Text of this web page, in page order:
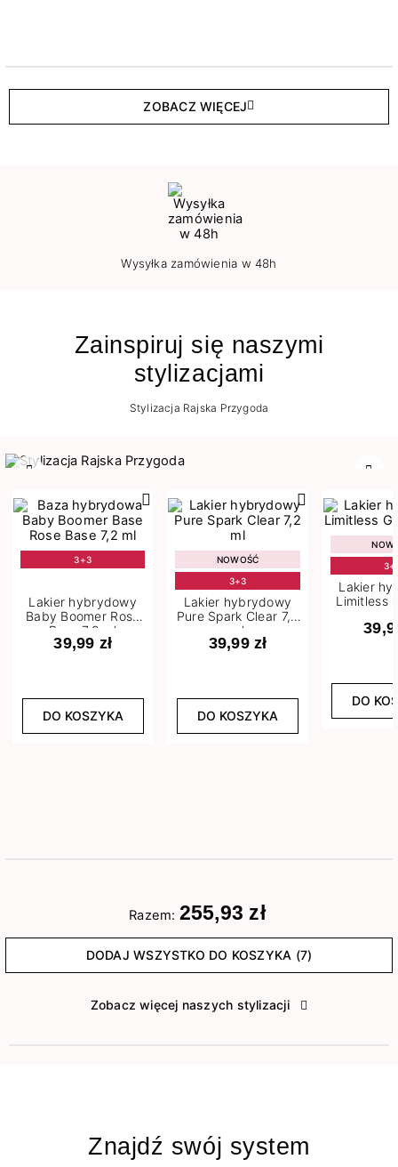
ZOBACZ WIĘCEJ
Wysyłka zamówienia w 48h
Zainspiruj się naszymi
stylizacjami
Stylizacja Rajska Przygoda
3+3
Lakier hybrydowy
Baby Boomer Rose
Base 7,2 ml
39,99 zł
DO KOSZYKA
NOWOŚĆ
3+3
Lakier hybrydowy
Pure Spark Clear 7,2
ml
39,99 zł
DO KOSZYKA
Lakier
Limitless
DO
Razem: 255,93 zł
DODAJ WSZYSTKO DO KOSZYKA (7)
Zobacz więcej naszych stylizacji
Znajdź swój system